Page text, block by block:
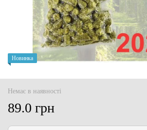
Новинка
Немає в наявності
89.0 грн